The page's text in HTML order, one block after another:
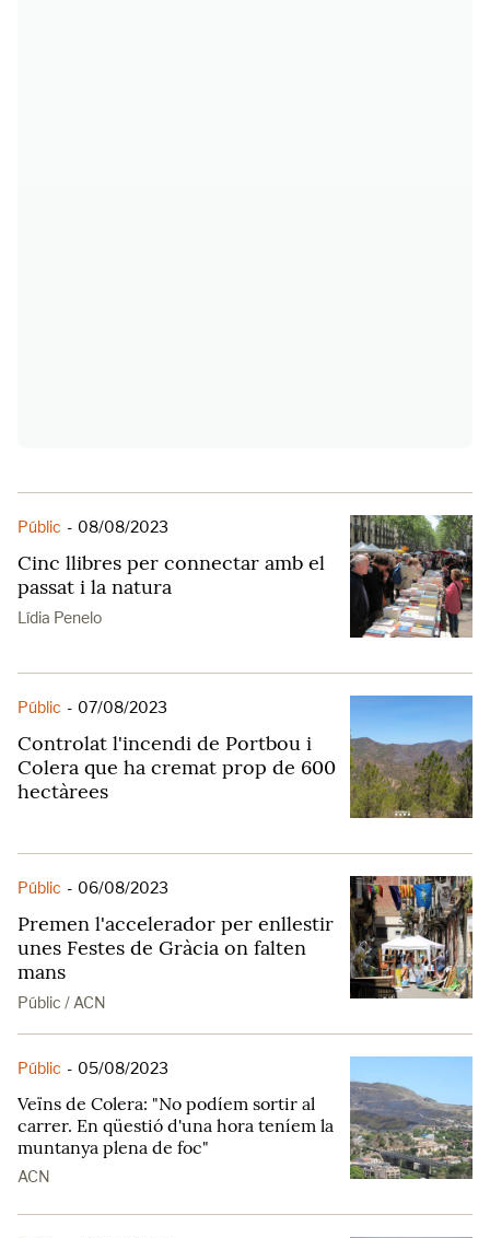
Públic - 08/08/2023
Cinc llibres per connectar amb el
passat i la natura
Lídia Penelo
Públic - 07/08/2023
Controlat l'incendi de Portbou i
Colera que ha cremat prop de 600
hectàrees
Públic - 06/08/2023
Premen l'accelerador per enllestir
unes Festes de Gràcia on falten
mans
Públic / ACN
Públic - 05/08/2023
Veïns de Colera: "No podíem sortir al
carrer. En qüestió d'una hora teníem la
muntanya plena de foc"
ACN